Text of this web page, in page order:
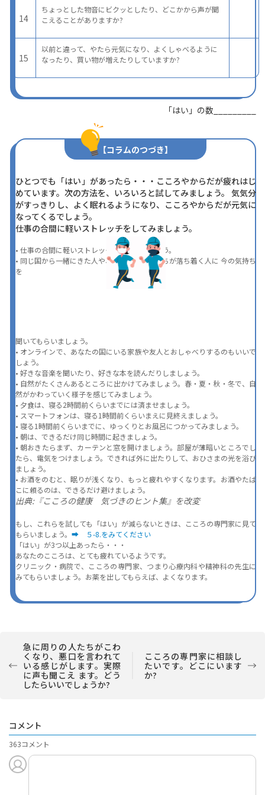
14
ちょっとした物音にビクッとしたり、どこかから声が聞
こえることがありますか?
15
以前と違って、やたら元気になり、よくしゃべるように
なったり、買い物が増えたりしていますか?
「はい」の数_________
【コラムのつづき】
ひとつでも「はい」があったら・・・こころやからだが疲れはじ
めています。次の方法を、いろいろと試してみましょう。 気気分
がすっきりし、よく眠れるようになり、こころやからだが元気に
なってくるでしょう。
仕事の合間に軽いストレッチをしてみましょう。
• 仕事の合間に軽いストレッチをしてみましょう。
• 同じ国から一緒にきた人や、一緒にいて気持ちが落ち着く人に 今の気持ち
を
聞いてもらいましょう。
• オンラインで、あなたの国にいる家族や友人とおしゃべりするのもいいで
しょう。
• 好きな音楽を聞いたり、好きな本を読んだりしましょう。
• 自然がたくさんあるところに出かけてみましょう。春・夏・秋・冬で、自
然がかわっていく様子を感じてみましょう。
• 夕食は、寝る2時間前くらいまでには済ませましょう。
• スマートフォンは、寝る1時間前くらいまえに見終えましょう。
• 寝る1時間前くらいまでに、ゆっくりとお風呂につかってみましょう。
• 朝は、できるだけ同じ時間に起きましょう。
• 朝おきたらまず、カーテンと窓を開けましょう。部屋が薄暗いところでし
たら、電気をつけましょう。できれば外に出たりして、おひさまの光を浴び
ましょう。
• お酒をのむと、眠りが浅くなり、もっと疲れやすくなります。お酒やたば
こに頼るのは、できるだけ避けましょう。
出典:『こころの健康　気づきのヒント集』を改変
もし、これらを試しても「はい」が減らないときは、こころの専門家に見て
もらいましょう。 ➡　５-8.をみてください
「はい」が3つ以上あったら・・・
あなたのこころは、とても疲れているようです。
クリニック・病院で、こころの専門家、つまり心療内科や精神科の先生に
みてもらいましょう。お薬を出してもらえば、よくなります。
急に周りの人たちがこわ
くなり、悪口を言われて
いる感じがします。実際
に声も聞こえ ます。どう
したらいいでしょうか?
こころの専門家に相談し
たいです。どこにいます
か?
363コメント
コメント